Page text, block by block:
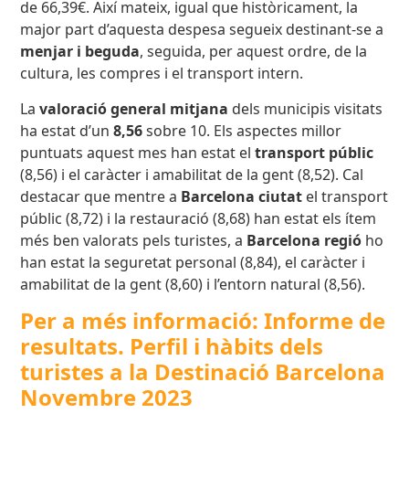
de 66,39€. Així mateix, igual que històricament, la
major part d’aquesta despesa segueix destinant-se a
menjar i beguda, seguida, per aquest ordre, de la
cultura, les compres i el transport intern.
Lavaloració general mitjana dels municipis visitats
ha estat d’un8,56sobre 10. Els aspectes millor
puntuats aquest mes han estat eltransport públic
(8,56) i el caràcter i amabilitat de la gent (8,52). Cal
destacar que mentre a Barcelona ciutat el transport
públic (8,72) i la restauració (8,68) han estat els ítem
més ben valorats pels turistes, a Barcelona regió ho
han estat la seguretat personal (8,84), el caràcter i
amabilitat de la gent (8,60) i l’entorn natural (8,56).
Per a més informació: Informe de
resultats. Perfil i hàbits dels
turistes a la Destinació Barcelona
Novembre 2023